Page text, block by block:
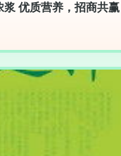
浆 优质营养，招商共